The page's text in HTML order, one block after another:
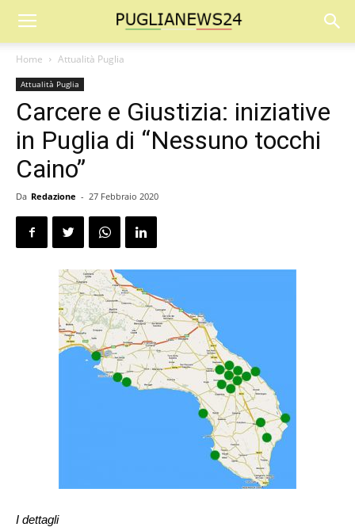
Home Attualità Puglia
Attualità Puglia
Carcere e Giustizia: iniziative
in Puglia di “Nessuno tocchi
Caino”
Da Redazione - 27 Febbraio 2020
I dettagli